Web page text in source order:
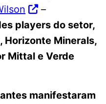
–
players do setor,
Horizonte Minerals,
Mittal e Verde
manifestaram